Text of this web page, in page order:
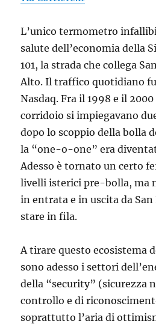
L’unico termometro
salute dell’economia della
101, la strada che collega
Alto. Il traffico quotidiano
Nasdaq. Fra il 1998 e il
corridoio si impiegavano
dopo lo scoppio della bolla
la “one-o-one” era
Adesso è tornato un certo
livelli isterici pre-bolla, ma
in entrata e in uscita da
stare in fila.
A tirare questo ecosistema
sono adesso i settori
della “security” (sicurezza
controllo e di
soprattutto l’aria di